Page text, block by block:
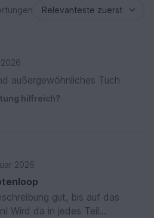
außergewöhnliches Tuch
hilfreich?
2026
gut, bis auf das
Wird da in jedes Teil